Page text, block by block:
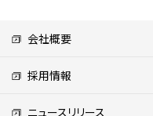
会社概要
採用情報
ニュースリリース